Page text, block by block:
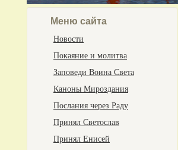
Меню сайта
Новости
Покаяние и молитва
Заповеди Воина Света
Каноны Мироздания
Послания через Раду
Принял Светослав
Принял Енисей